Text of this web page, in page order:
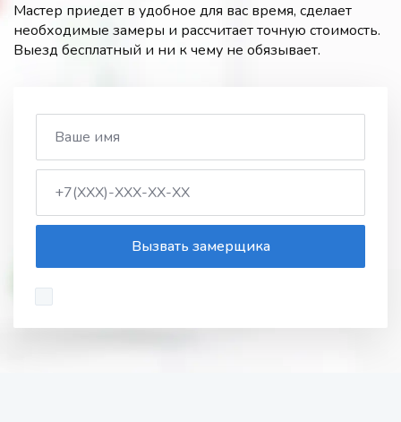
Мастер приедет в удобное для вас время, сделает
необходимые замеры и рассчитает точную стоимость.
Выезд бесплатный и ни к чему не обязывает.
Вызвать замерщика